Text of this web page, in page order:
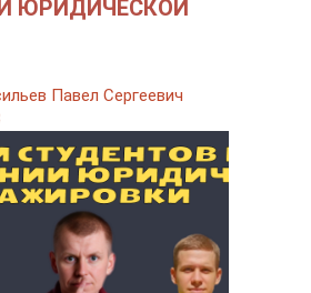
ЮРИДИЧЕСКОЙ
Павел Сергеевич